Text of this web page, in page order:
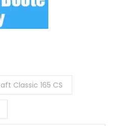
Classic 165 CS